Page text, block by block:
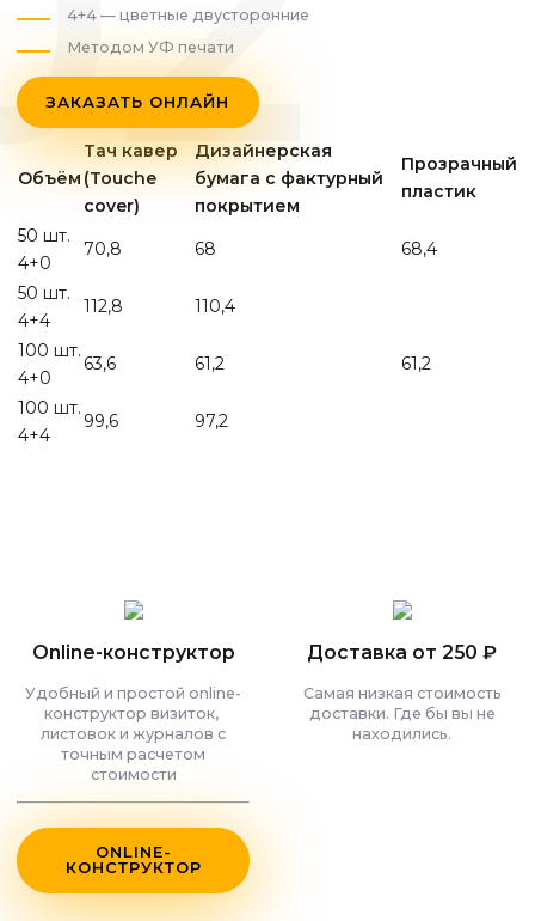
4+4 — цветные двусторонние
Методом УФ печати
ЗАКАЗАТЬ ОНЛАЙН
Объём
Тач кавер
(Touche
cover)
Дизайнерская
бумага с фактурный
покрытием
Прозрачный
пластик
50 шт.
4+0
70,8 68 68,4
50 шт.
4+4
112,8 110,4
100 шт.
4+0
63,6 61,2 61,2
100 шт.
4+4
99,6 97,2
Online-конструктор
Удобный и простой online-
конструктор визиток,
листовок и журналов с
точным расчетом
стоимости
ONLINE-
КОНСТРУКТОР
Доставка от 250 ₽
Самая низкая стоимость
доставки. Где бы вы не
находились.